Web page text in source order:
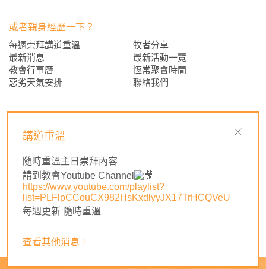
或者親身經歷一下？
每週崇拜講道重溫
牧者分享
最新消息
最新活動一覽
教會行事曆
恆常聚會時間
惡劣天氣安排
聯絡我們
異地同聲禱告
網站的其他連結
會友系統
婚禮借用教堂
使用條款
講道重溫
隨時重溫主日崇拜內容
請到教會Youtube Channel
https://www.youtube.com/playlist?
list=PLFlpCCouCX982HsKxdlyyJX17TrHCQVeU
每週更新 隨時重溫
查看其他消息